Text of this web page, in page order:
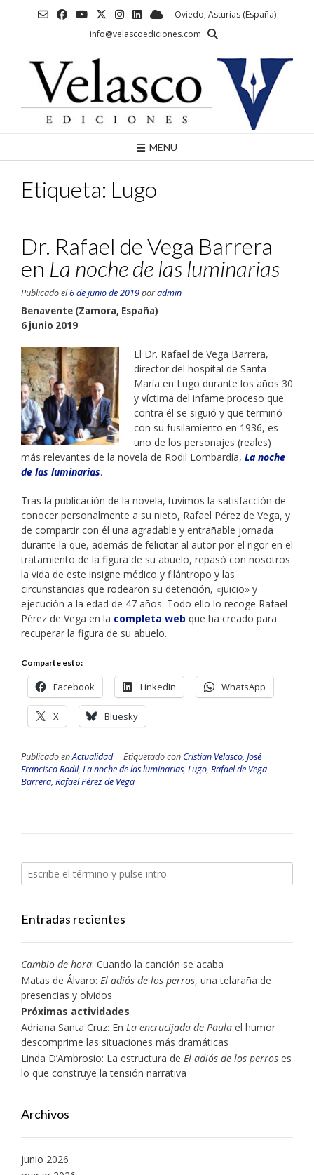
Oviedo, Asturias (España)
info@velascoediciones.com
MENU
Etiqueta: Lugo
Dr. Rafael de Vega Barrera
en La noche de las luminarias
Publicado el6 de junio de 2019poradmin
Benavente (Zamora, España)
6 junio 2019
El Dr. Rafael de Vega Barrera,
director del hospital de Santa
María en Lugo durante los años 30
y víctima del infame proceso que
contra él se siguió y que terminó
con su fusilamiento en 1936, es
uno de los personajes (reales)
más relevantes de la novela de Rodil Lombardía, La noche
de las luminarias.
Tras la publicación de la novela, tuvimos la satisfacción de
conocer personalmente a su nieto, Rafael Pérez de Vega, y
de compartir con él una agradable y entrañable jornada
durante la que, además de felicitar al autor por el rigor en el
tratamiento de la figura de su abuelo, repasó con nosotros
la vida de este insigne médico y filántropo y las
circunstancias que rodearon su detención, «juicio» y
ejecución a la edad de 47 años. Todo ello lo recoge Rafael
Pérez de Vega en la completa web que ha creado para
recuperar la figura de su abuelo.
Comparte esto:
Facebook LinkedIn WhatsApp
X Bluesky
Publicado enActualidad Etiquetado con Cristian Velasco, José
Francisco Rodil, La noche de las luminarias, Lugo, Rafael de Vega
Barrera, Rafael Pérez de Vega
Entradas recientes
Cambio de hora: Cuando la canción se acaba
Matas de Álvaro: El adiós de los perros, una telaraña de
presencias y olvidos
Próximas actividades
Adriana Santa Cruz: En La encrucijada de Paula el humor
descomprime las situaciones más dramáticas
Linda D’Ambrosio: La estructura de El adiós de los perros es
lo que construye la tensión narrativa
Archivos
junio 2026